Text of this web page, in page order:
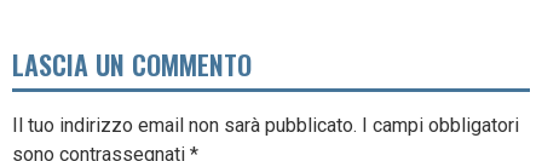
LASCIA UN COMMENTO
Il tuo indirizzo email non sarà pubblicato. I campi obbligatori
sono contrassegnati *